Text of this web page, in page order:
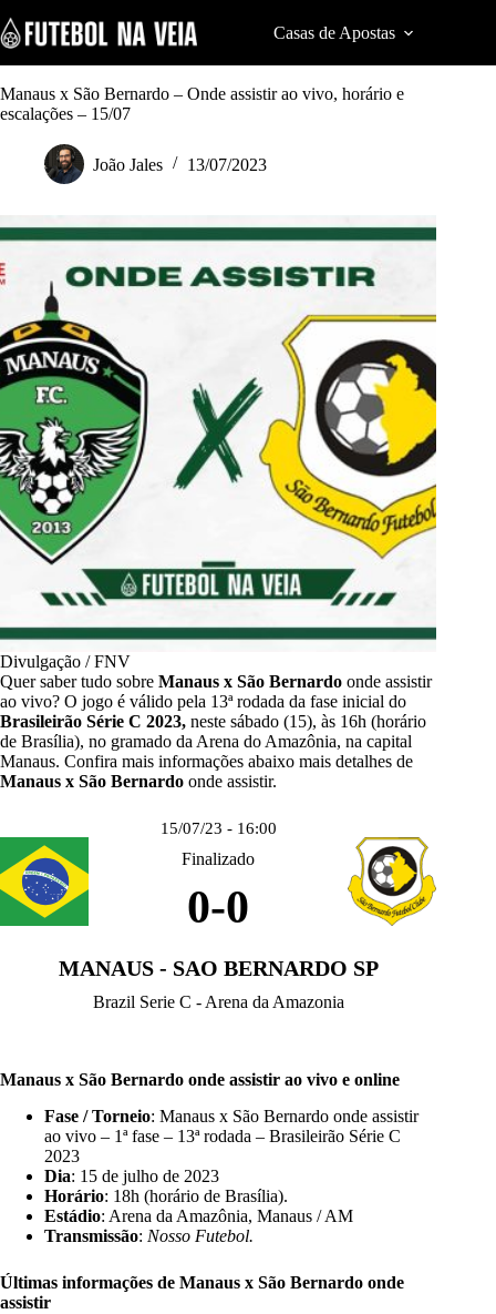
k
i
p
t
o
n
t
Casas de Apostas
Manaus x São Bernardo – Onde assistir ao vivo, horário e
escalações – 15/07
João Jales 13/07/2023
Divulgação / FNV
Quer saber tudo sobre Manaus x São Bernardo onde assistir
ao vivo? O jogo é válido pela 13ª rodada da fase inicial do
Brasileirão Série C 2023, neste sábado (15), às 16h (horário
de Brasília), no gramado da Arena do Amazônia, na capital
Manaus. Confira mais informações abaixo mais detalhes de
Manaus x São Bernardo onde assistir.
15/07/23 - 16:00
Finalizado
0-0
MANAUS - SAO BERNARDO SP
Brazil Serie C - Arena da Amazonia
Manaus x São Bernardo onde assistir ao vivo e online
Fase / Torneio: Manaus x São Bernardo onde assistir
ao vivo – 1ª fase – 13ª rodada – Brasileirão Série C
2023
Dia: 15 de julho de 2023
Horário: 18h (horário de Brasília).
Estádio: Arena da Amazônia, Manaus / AM
Transmissão: Nosso Futebol.
Últimas informações de Manaus x São Bernardo onde
assistir